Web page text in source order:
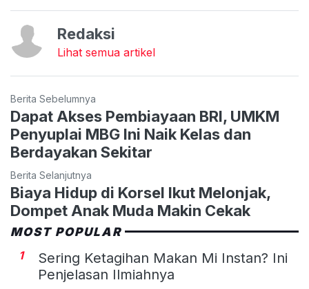
Redaksi
Lihat semua artikel
Berita Sebelumnya
Dapat Akses Pembiayaan BRI, UMKM
Penyuplai MBG Ini Naik Kelas dan
Berdayakan Sekitar
Berita Selanjutnya
Biaya Hidup di Korsel Ikut Melonjak,
Dompet Anak Muda Makin Cekak
MOST POPULAR
1
Sering Ketagihan Makan Mi Instan? Ini
Penjelasan Ilmiahnya